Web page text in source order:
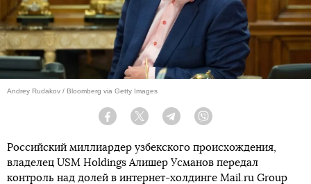
Andrey Rudakov / Bloomberg via Getty Images
Facebook Twitter Telegram
Российский миллиардер узбекского происхождения,
владелец USM Holdings Алишер Усманов передал
контроль над долей в интернет-холдинге Mail.ru Group